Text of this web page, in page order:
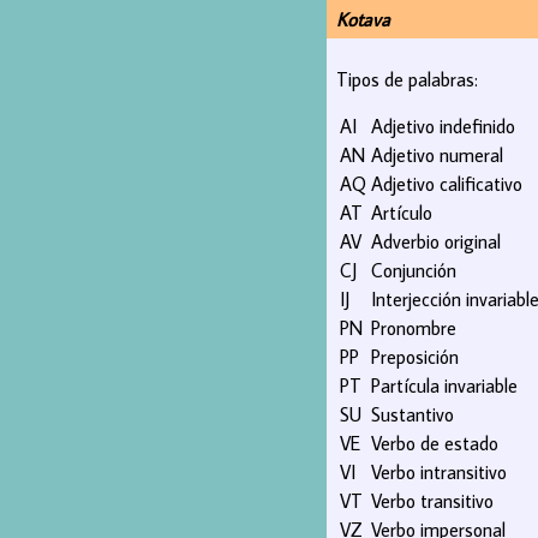
Kotava
Tipos de palabras:
AI Adjetivo indefinido
AN Adjetivo numeral
AQ Adjetivo calificativo
AT Artículo
AV Adverbio original
CJ Conjunción
IJ
Interjección invariable
PN Pronombre
PP Preposición
PT Partícula invariable
SU Sustantivo
VE Verbo de estado
VI
Verbo intransitivo
VT Verbo transitivo
VZ Verbo impersonal